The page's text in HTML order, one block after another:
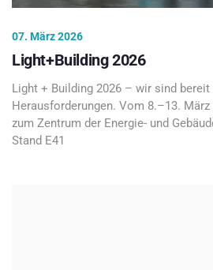
07. März 2026
Light+Building 2026
Light + Building 2026 – wir sind bereit
Herausforderungen. Vom 8.–13.
zum Zentrum der Energie- und
Stand E41